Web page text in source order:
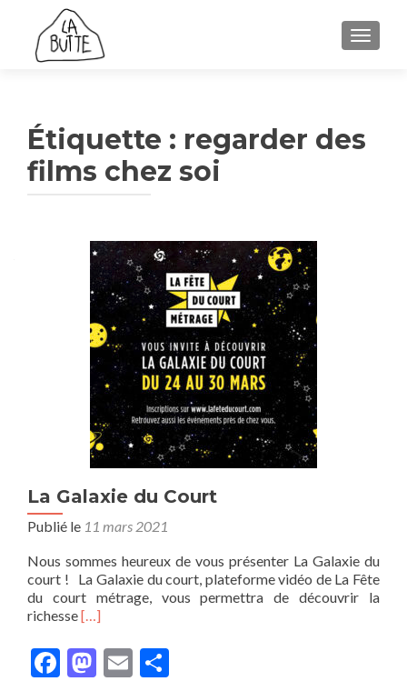
Étiquette : regarder des
films chez soi
La Galaxie du Court
Publié le 11 mars 2021
Nous sommes heureux de vous présenter La Galaxie du
court ! La Galaxie du court, plateforme vidéo de La Fête
du court métrage, vous permettra de découvrir la
richesseEn
plus
surLa
[…]
Facebook
Mastodon
Email